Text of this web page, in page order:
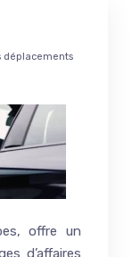
déplacements
offre un
d’affaires